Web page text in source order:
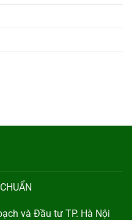
và Đầu tư TP. Hà Nội